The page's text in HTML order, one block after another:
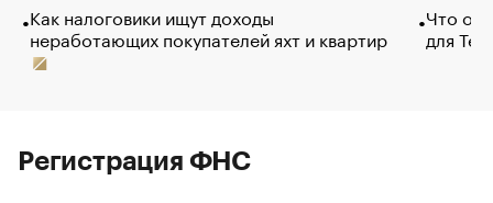
Как налоговики ищут доходы
неработающих покупателей яхт и квартир
Что
для
Регистрация ФНС